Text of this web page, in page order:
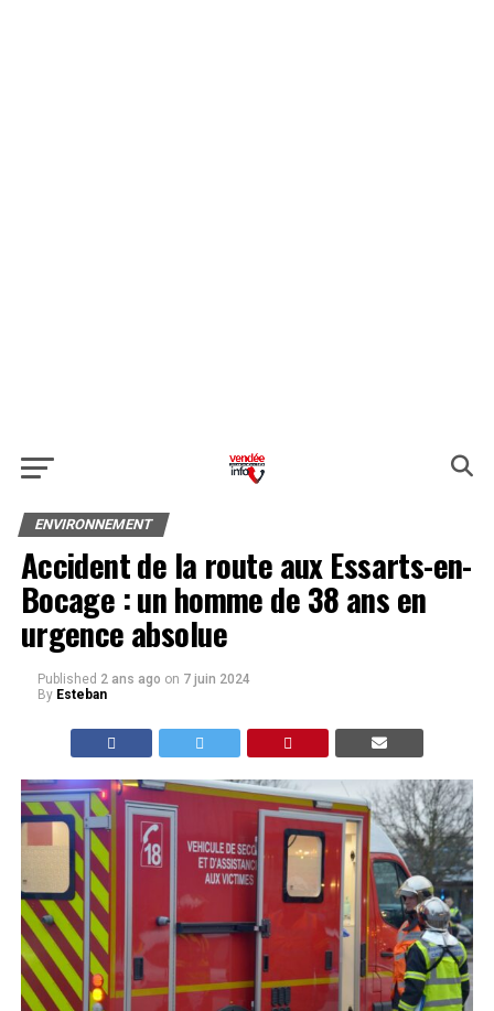
ENVIRONNEMENT
Accident de la route aux Essarts-en-
Bocage : un homme de 38 ans en
urgence absolue
Published 2 ans ago on 7 juin 2024
By Esteban